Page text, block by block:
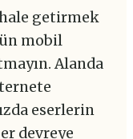
getirmek
mobil
Alanda
eserlerin
devreye